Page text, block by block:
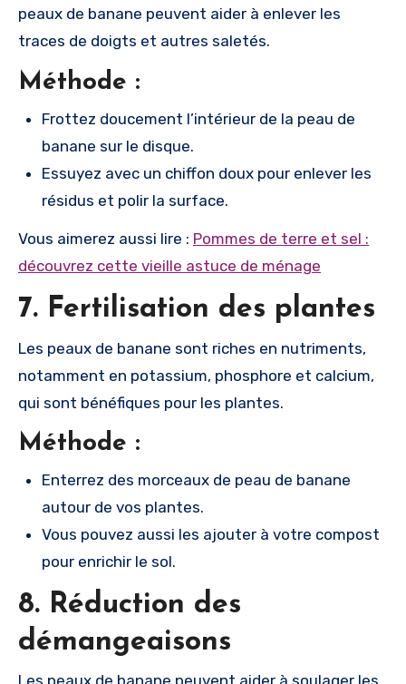
peaux de banane peuvent aider à enlever les
traces de doigts et autres saletés.
Méthode :
Frottez doucement l’intérieur de la peau de
banane sur le disque.
Essuyez avec un chiffon doux pour enlever les
résidus et polir la surface.
Vous aimerez aussi lire : Pommes de terre et sel :
découvrez cette vieille astuce de ménage
7. Fertilisation des plantes
Les peaux de banane sont riches en nutriments,
notamment en potassium, phosphore et calcium,
qui sont bénéfiques pour les plantes.
Méthode :
Enterrez des morceaux de peau de banane
autour de vos plantes.
Vous pouvez aussi les ajouter à votre compost
pour enrichir le sol.
8. Réduction des
démangeaisons
Les peaux de banane peuvent aider à soulager les